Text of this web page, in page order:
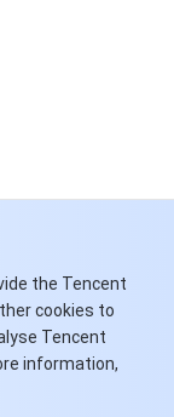
the Tencent
cookies to
Tencent
information,